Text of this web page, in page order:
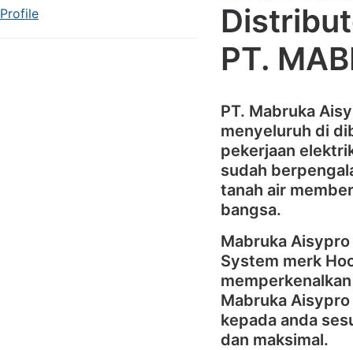
Profile
PT.
PT. Mabruka
menyeluruh di
pekerjaan
sudah
tanah air
bangsa.
Mabruka
System merk
Mabruka
kepada anda
dan maksimal.